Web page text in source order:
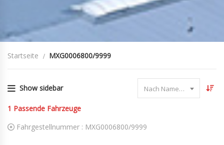
Startseite MXG0006800/9999
Show sidebar Nach Name sortieren
1 Passende Fahrzeuge
Fahrgestellnummer : MXG0006800/9999